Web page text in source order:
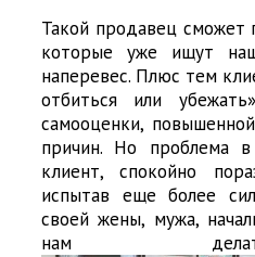
Такой продавец
которые уже ищут
наперевес. Плюс тем
отбиться или
самооценки,
причин. Но проблема
клиент, спокойно
испытав еще более
своей жены, мужа,
нам